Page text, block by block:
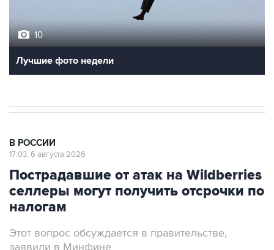
10
Лучшие фото недели
В РОССИИ
17:03, 6 августа 2026
Пострадавшие от атак на Wildberries
селлеры могут получить отсрочки по
налогам
Этот вопрос обсуждается в правительстве,
заявили в Минфине